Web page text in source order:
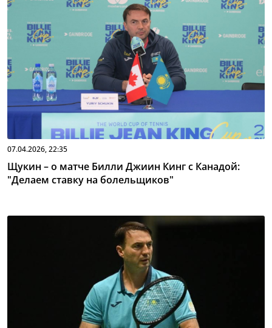
07.04.2026, 22:35
Щукин – о матче Билли Джиин Кинг с Канадой:
"Делаем ставку на болельщиков"